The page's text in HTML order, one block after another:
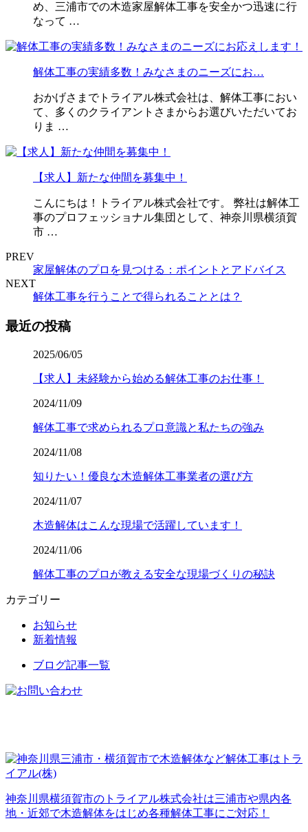
め、三浦市での木造家屋解体工事を安全かつ迅速に行
なって …
解体工事の実績多数！みなさまのニーズにお…
おかげさまでトライアル株式会社は、解体工事におい
て、多くのクライアントさまからお選びいただいてお
りま …
【求人】新たな仲間を募集中！
こんにちは！トライアル株式会社です。 弊社は解体工
事のプロフェッショナル集団として、神奈川県横須賀
市 …
PREV
家屋解体のプロを見つける：ポイントとアドバイス
NEXT
解体工事を行うことで得られることとは？
最近の投稿
2025/06/05
【求人】未経験から始める解体工事のお仕事！
2024/11/09
解体工事で求められるプロ意識と私たちの強み
2024/11/08
知りたい！優良な木造解体工事業者の選び方
2024/11/07
木造解体はこんな現場で活躍しています！
2024/11/06
解体工事のプロが教える安全な現場づくりの秘訣
カテゴリー
お知らせ
新着情報
ブログ記事一覧
神奈川県横須賀市のトライアル株式会社は三浦市や県内各
地・近郊で木造解体をはじめ各種解体工事にご対応！